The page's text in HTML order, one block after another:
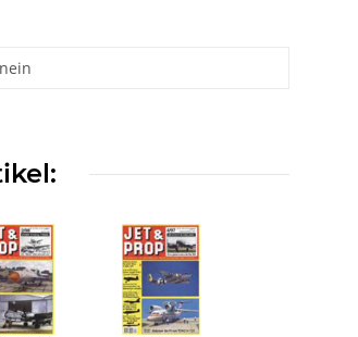
nein